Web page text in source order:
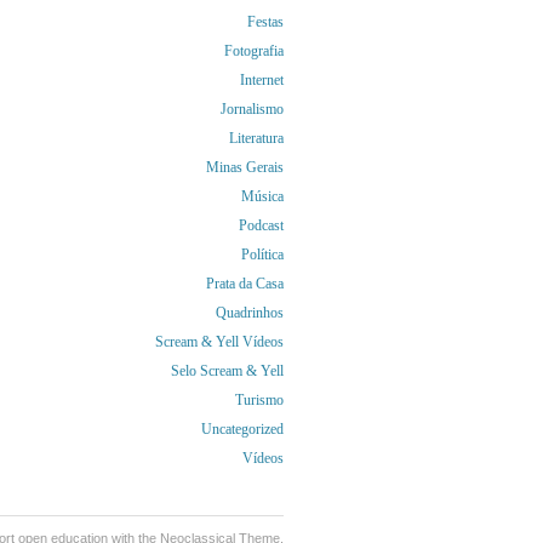
Festas
Fotografia
Internet
Jornalismo
Literatura
Minas Gerais
Música
Podcast
Política
Prata da Casa
Quadrinhos
Scream & Yell Vídeos
Selo Scream & Yell
Turismo
Uncategorized
Vídeos
open educationwith the Neoclassical Theme.